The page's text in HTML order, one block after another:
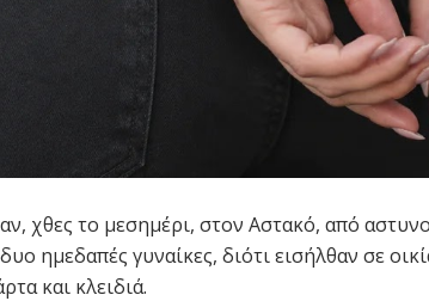
χθες το μεσημέρι, στον Αστακό, από
ημεδαπές γυναίκες, διότι εισήλθαν σε
και κλειδιά.